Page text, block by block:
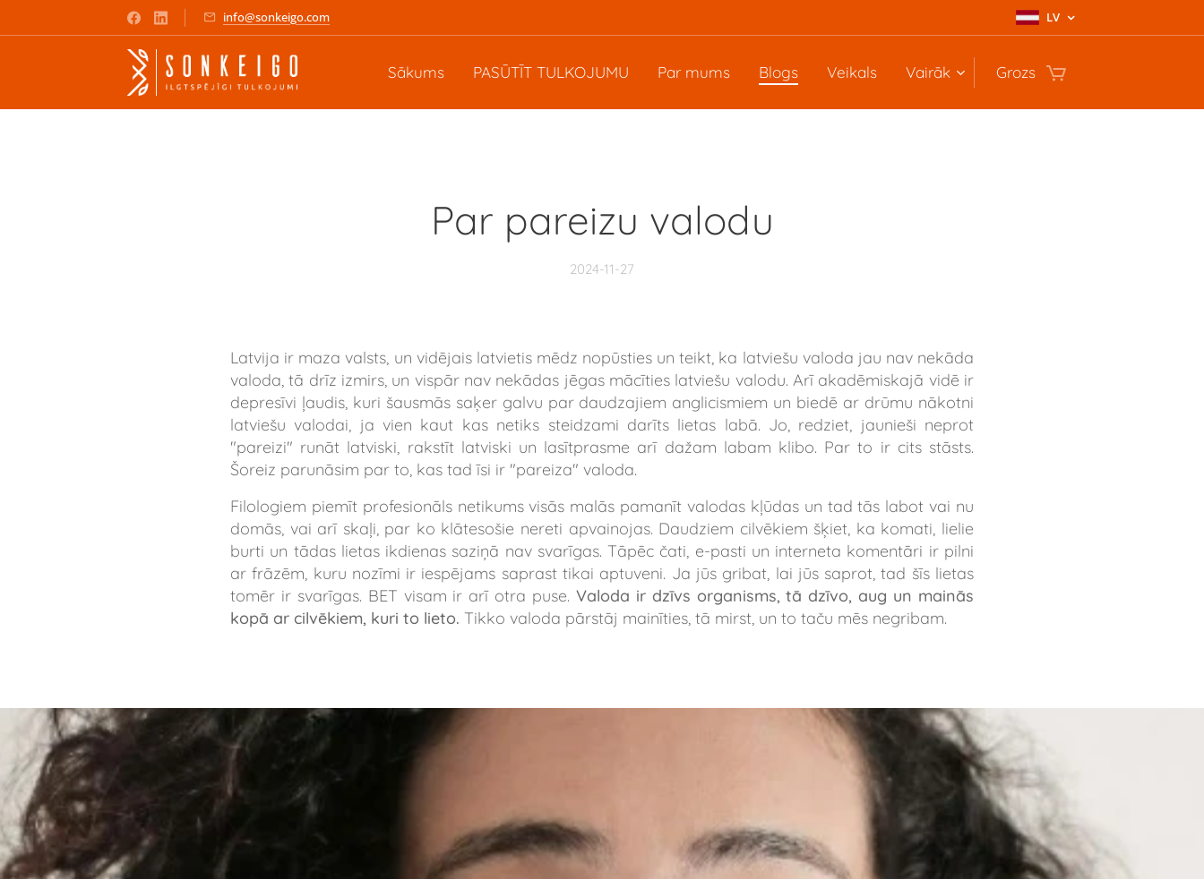
info@sonkeigo.com LV
Sākums PASŪTĪT TULKOJUMU Par mums Blogs Veikals Vairāk Grozs
Par pareizu valodu
2024-11-27
Latvija ir maza valsts, un vidējais latvietis mēdz nopūsties un teikt, ka latviešu valoda jau nav nekāda
valoda, tā drīz izmirs, un vispār nav nekādas jēgas mācīties latviešu valodu. Arī akadēmiskajā vidē ir
depresīvi ļaudis, kuri šausmās saķer galvu par daudzajiem anglicismiem un biedē ar drūmu nākotni
latviešu valodai, ja vien kaut kas netiks steidzami darīts lietas labā. Jo, redziet, jaunieši neprot
"pareizi" runāt latviski, rakstīt latviski un lasītprasme arī dažam labam klibo. Par to ir cits stāsts.
Šoreiz parunāsim par to, kas tad īsi ir "pareiza" valoda.
Filologiem piemīt profesionāls netikums visās malās pamanīt valodas kļūdas un tad tās labot vai nu
domās, vai arī skaļi, par ko klātesošie nereti apvainojas. Daudziem cilvēkiem šķiet, ka komati, lielie
burti un tādas lietas ikdienas saziņā nav svarīgas. Tāpēc čati, e-pasti un interneta komentāri ir pilni
ar frāzēm, kuru nozīmi ir iespējams saprast tikai aptuveni. Ja jūs gribat, lai jūs saprot, tad šīs lietas
tomēr ir svarīgas. BET visam ir arī otra puse. Valoda ir dzīvs organisms, tā dzīvo, aug un mainās
kopā ar cilvēkiem, kuri to lieto. Tikko valoda pārstāj mainīties, tā mirst, un to taču mēs negribam.